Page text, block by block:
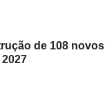
de 108 novos